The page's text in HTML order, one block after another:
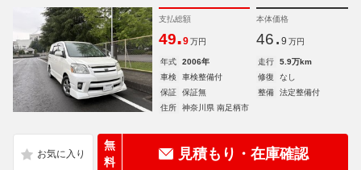
支払総額
49.9 万円
本体価格
46. 9 万円
年式 2006年 走行
5.9万km
車検
車検整備付 修復
なし
保証
保証無 整備
法定整備付
住所
神奈川県 南足柄市
無
料
見積もり・在庫確認